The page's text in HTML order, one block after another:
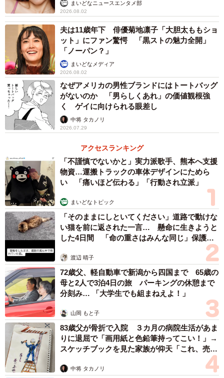
【10年前】細身コーデ／Naokiさん（@alc1231）提供
流行をそのまま取り入れるのではなく、自分の年齢に合う
形で選ぶスタイルへと変わっていきました。現在の服選び
「さりげなくおしゃれに見えて、年齢に合う上品さもどこ
かに兼ね備えている服」
派手さよりも、自分らしさや年齢とのバランスを意識する
ようになったことが、今の装いにつながっているようで
まいどなニュースエンタメ部
2026.08.02
夫は11歳年下 俳優菊地凛子「大胆太ももショ
ット」にファン驚愕 「黒ストの魅力全開」
「ノーパン？」
まいどなメディア
2026.08.02
なぜアメリカの男性ブランドにはトートバッグ
がないのか 「男らしくあれ」の価値観根強
く ゲイに向けられる眼差し
中将 タカノリ
2026.07.29
アクセスランキング
「不謹慎でないかと」実力派歌手、熊本へ支援
物資…運搬トラックの車体デザインにためら
い 「痛いほど伝わる」「行動され立派」
まいどなトピック
「そのままにしといてください」道路で動けな
い猫を前に返された一言… 懸命に生きようと
した4日間 「命の重さはみんな同じ」保護団
渡辺 晴子
72歳父、軽自動車で新潟から四国まで 65歳の
母と2人で3泊4日の旅 パーキングの休憩まで
分刻み… 「大学生でも組まねえよ！」
山岡 もと子
83歳父が骨折で入院 ３カ月の病院生活があま
りに退屈で「画用紙と色鉛筆持ってこい！」→
スケッチブックを見た家族が仰天「これ、売れ
中将 タカノリ